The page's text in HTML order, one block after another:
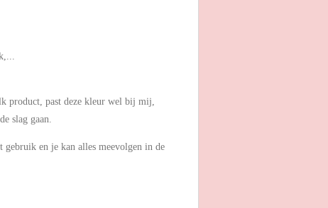
product, past deze kleur wel bij mij,
slag gaan.
en je kan alles meevolgen in de